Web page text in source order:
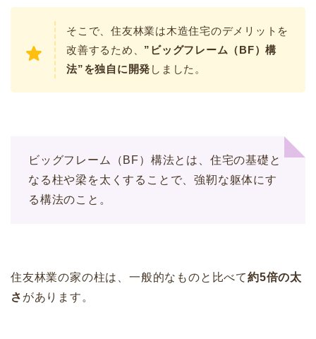
そこで、住友林業は木造住宅のデメリットを
改善するため、 ”ビッグフレーム（BF）構
法”を独自に開発 しました。
ビッグフレーム（BF）構法とは、住宅の基礎と
なる柱や梁を太くすることで、強靭な躯体にす
る構法のこと。
住友林業の家の柱は、一般的なものと比べて約5倍の太
さ があります。